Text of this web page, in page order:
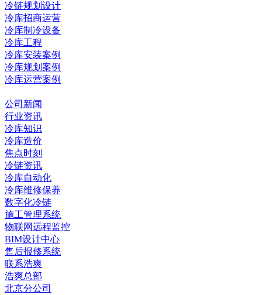
冷链规划设计
冷库招商运营
冷库制冷设备
冷库工程
冷库安装案例
冷库规划案例
冷库运营案例
公司新闻
行业资讯
冷库知识
冷库造价
焦点时刻
冷链资讯
冷库自动化
冷库维修保养
数字化冷链
施工管理系统
物联网远程监控
BIM设计中心
售后报修系统
联系浩爽
浩爽总部
北京分公司